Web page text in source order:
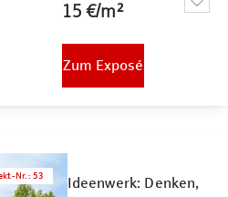
15 €/m²
Zum Exposé
Nr. : 53
Ideenwerk: Denken,